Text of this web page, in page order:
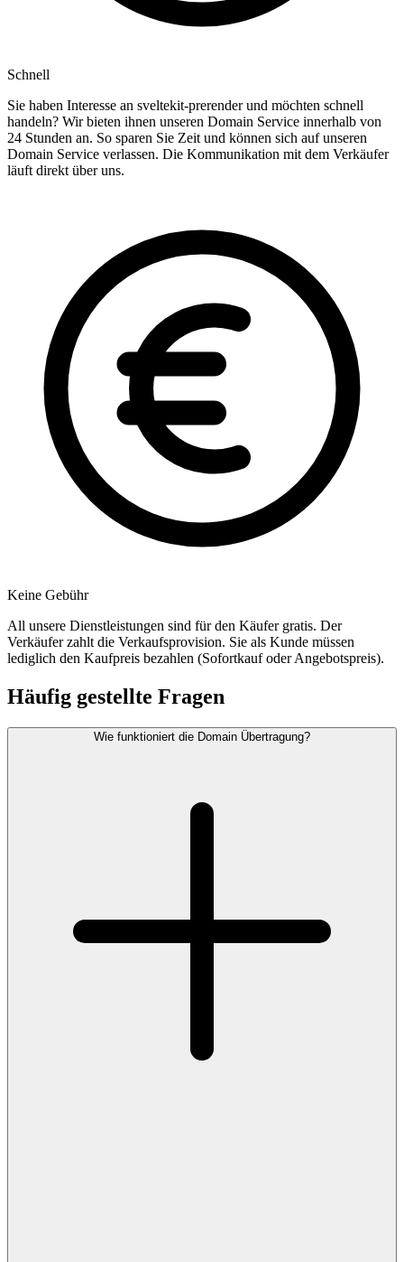
Schnell
Sie haben Interesse an sveltekit-prerender und möchten schnell
handeln? Wir bieten ihnen unseren Domain Service innerhalb von
24 Stunden an. So sparen Sie Zeit und können sich auf unseren
Domain Service verlassen. Die Kommunikation mit dem Verkäufer
läuft direkt über uns.
Keine Gebühr
All unsere Dienstleistungen sind für den Käufer gratis. Der
Verkäufer zahlt die Verkaufsprovision. Sie als Kunde müssen
lediglich den Kaufpreis bezahlen (Sofortkauf oder Angebotspreis).
Häufig gestellte Fragen
Wie funktioniert die Domain Übertragung?